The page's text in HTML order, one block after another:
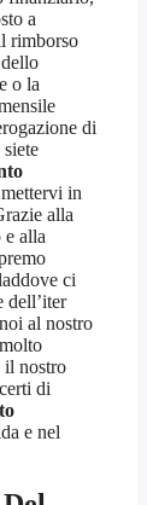
a
rimborso
o la
di
in
alla
e alla
ci
dell’iter
al nostro
il nostro
di
e nel